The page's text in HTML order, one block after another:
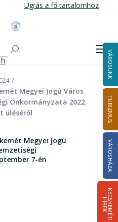
Ugrás a fő tartalomhoz
VÁROSUNK
TURIZMUS
VÁROSHÁZA
K
E
C
S
K
E
M
É
T
I
HÍ
R
E
K
Megyei Jogú Város
Önkormányzata 2022.
üléséről
Megyei Jogú
7-én